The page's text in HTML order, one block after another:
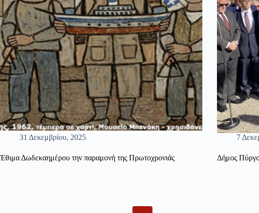
31 Δεκεμβρίου, 2025
Έθιμα Δωδεκαημέρου την παραμονή της Πρωτοχρονιάς
7
Δήμος